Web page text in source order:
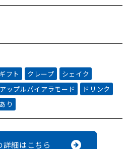
ギフト クレープ
シェイク
アップルパイアラモード
ドリンク
り
詳細はこちら